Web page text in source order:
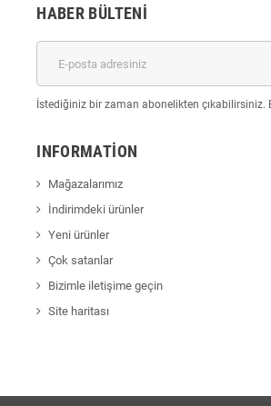
HABER BÜLTENI
İstediğiniz bir zaman abonelikten
INFORMATION
Mağazalarımız
İndirimdeki ürünler
Yeni ürünler
Çok satanlar
Bizimle iletişime geçin
Site haritası